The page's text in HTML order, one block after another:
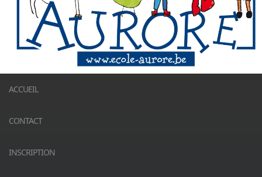
ACCUEIL
CONTACT
INSCRIPTION